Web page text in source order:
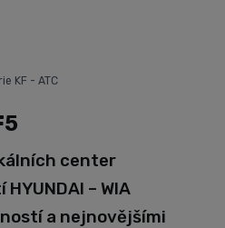
KF - ATC
center
– WIA
a nejnovějšími